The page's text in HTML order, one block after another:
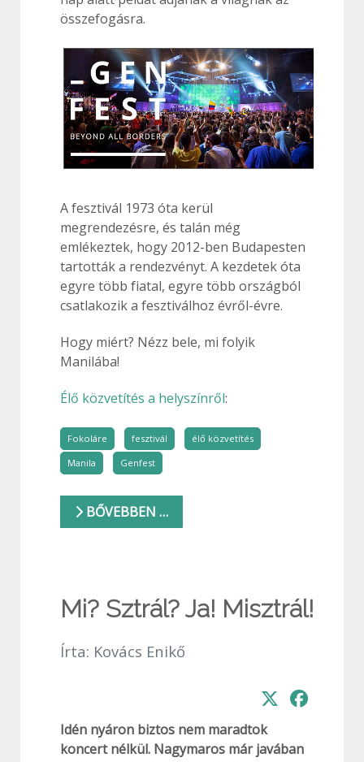
összefogásra.
A fesztivál 1973 óta kerül
megrendezésre, és talán még
emlékeztek, hogy 2012-ben Budapesten
tartották a rendezvényt. A kezdetek óta
egyre több fiatal, egyre több országból
csatlakozik a fesztiválhoz évről-évre.
Hogy miért? Nézz bele, mi folyik
Manilába!
Élő közvetítés a helyszínről:
Fokoláre fesztivál
élő közvetítés
Manila
Genfest
BŐVEBBEN …
Mi? Sztrál? Ja! Misztrál!
Írta: Kovács Enikő
Idén nyáron biztos nem maradtok
koncert nélkül. Nagymaros már javában